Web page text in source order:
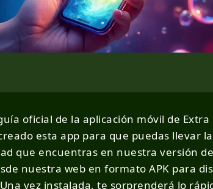
oficial de la aplicación móvil de
esta app para que puedas llevar
que encuentras en nuestra versión
nuestra web en formato APK para
vez instalada, te sorprenderá lo